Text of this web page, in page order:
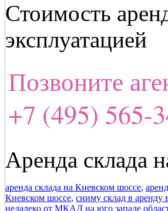
Стоимость
эксплуатацией
Позвоните
+7 (495) 565-
Аренда склада
аренда склада на Киевском шоссе,
Киевском шоссе, сниму склад в аренду
недалеко от МКАД на юго западе